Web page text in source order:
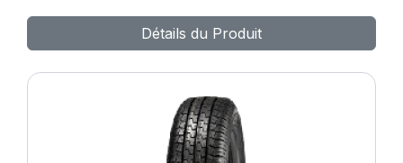
Détails du Produit